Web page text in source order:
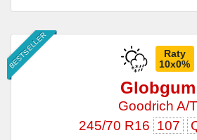
BESTSELLER
Raty
10x0%
Globgum
Goodrich A/T
245/70 R16 107